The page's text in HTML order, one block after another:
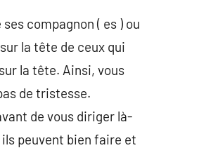
compagnon ( es ) ou
la tête de ceux qui
la tête. Ainsi, vous
de tristesse.
de vous diriger là-
peuvent bien faire et